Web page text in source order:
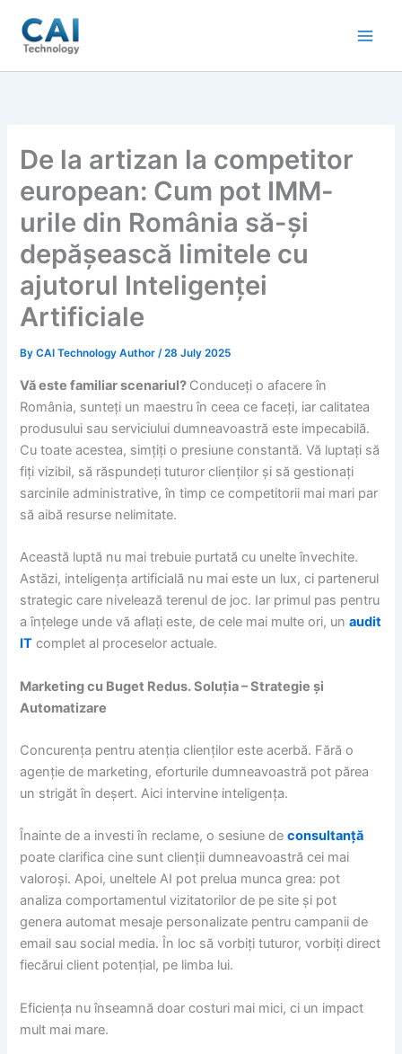
content
De la artizan la competitor
european: Cum pot IMM-
urile din România să-și
depășească limitele cu
ajutorul Inteligenței
Artificiale
ByCAI Technology Author/28 July 2025
Vă este familiar scenariul? Conduceți o afacere în
România, sunteți un maestru în ceea ce faceți, iar calitatea
produsului sau serviciului dumneavoastră este impecabilă.
Cu toate acestea, simțiți o presiune constantă. Vă luptați să
fiți vizibil, să răspundeți tuturor clienților și să gestionați
sarcinile administrative, în timp ce competitorii mai mari par
să aibă resurse nelimitate.
Această luptă nu mai trebuie purtată cu unelte învechite.
Astăzi, inteligența artificială nu mai este un lux, ci partenerul
strategic care nivelează terenul de joc. Iar primul pas pentru
a înțelege unde vă aflați este, de cele mai multe ori, unaudit
IT complet al proceselor actuale.
Marketing cu Buget Redus. Soluția – Strategie și
Automatizare
Concurența pentru atenția clienților este acerbă. Fără o
agenție de marketing, eforturile dumneavoastră pot părea
un strigăt în deșert. Aici intervine inteligența.
Înainte de a investi în reclame, o sesiune deconsultanță
poate clarifica cine sunt clienții dumneavoastră cei mai
valoroși. Apoi, uneltele AI pot prelua munca grea: pot
analiza comportamentul vizitatorilor de pe site și pot
genera automat mesaje personalizate pentru campanii de
email sau social media. În loc să vorbiți tuturor, vorbiți direct
fiecărui client potențial, pe limba lui.
Eficiența nu înseamnă doar costuri mai mici, ci un impact
mult mai mare.